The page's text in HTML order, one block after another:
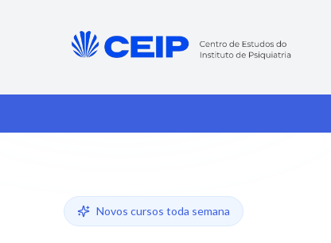
Novos cursos toda semana